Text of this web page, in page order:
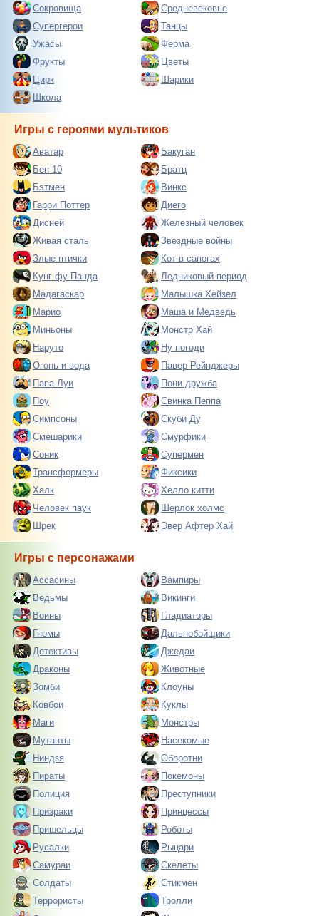
Сокровища
Средневековье
Супергерои
Танцы
Ужасы
Ферма
Фрукты
Цветы
Цирк
Шарики
Школа
Игры с героями мультиков
Аватар
Бакуган
Бен 10
Братц
Бэтмен
Винкс
Гарри Поттер
Диего
Дисней
Железный человек
Живая сталь
Звездные войны
Злые птички
Кот в сапогах
Кунг фу Панда
Ледниковый период
Мадагаскар
Малышка Хейзел
Марио
Маша и Медведь
Миньоны
Монстр Хай
Наруто
Ну погоди
Огонь и вода
Павер Рейнджеры
Папа Луи
Пони дружба
Поу
Свинка Пеппа
Симпсоны
Скуби Ду
Смешарики
Смурфики
Соник
Супермен
Трансформеры
Фиксики
Халк
Хелло китти
Человек паук
Шерлок холмс
Шрек
Эвер Афтер Хай
Игры с персонажами
Ассасины
Вампиры
Ведьмы
Викинги
Воины
Гладиаторы
Гномы
Дальнобойщики
Детективы
Джедаи
Драконы
Животные
Зомби
Клоуны
Ковбои
Куклы
Маги
Монстры
Мутанты
Насекомые
Ниндзя
Оборотни
Пираты
Покемоны
Полиция
Преступники
Призраки
Принцессы
Пришельцы
Роботы
Русалки
Рыцари
Самураи
Скелеты
Солдаты
Стикмен
Террористы
Тролли